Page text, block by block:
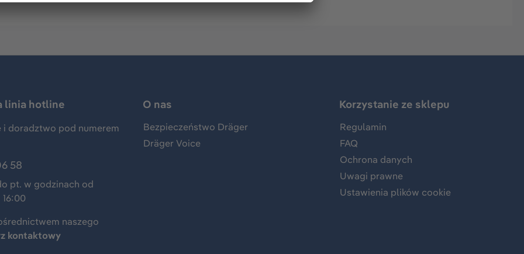
linia hotline
i doradztwo pod numerem
58
pt. w godzinach od
naszego
kontaktowy
O nas
Bezpieczeństwo Dräger
Dräger Voice
Korzystanie ze sklepu
Regulamin
FAQ
Ochrona danych
Uwagi prawne
Ustawienia plików cookie